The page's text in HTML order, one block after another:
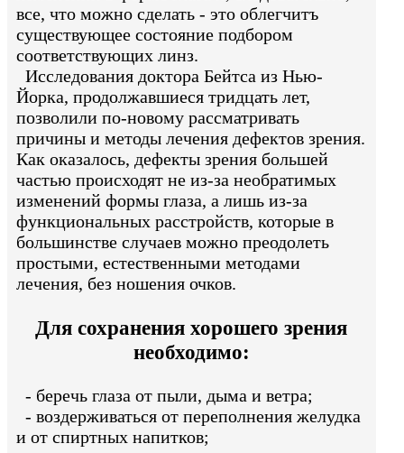
все, что можно сделать - это облегчитъ
существующее состояние подбором
соответствующих линз.
Исследования доктора Бейтса из Нью-
Йорка, продолжавшиеся тридцать лет,
позволили по-новому рассматривать
причины и методы лечения дефектов зрения.
Как оказалось, дефекты зрения большей
частью происходят не из-за необратимых
изменений формы глаза, а лишь из-за
функциональных расстройств, которые в
большинстве случаев можно преодолеть
простыми, естественными методами
лечения, без ношения очков.
Для сохранения хорошего зрения
необходимо:
- беречь глаза от пыли, дыма и ветра;
- воздерживаться от переполнения желудка
и от спиртных напитков;